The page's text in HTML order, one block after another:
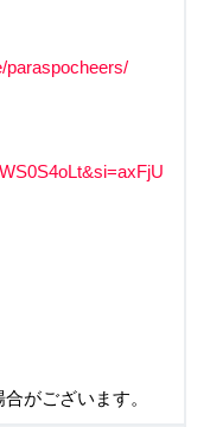
paraspocheers/
がございます。